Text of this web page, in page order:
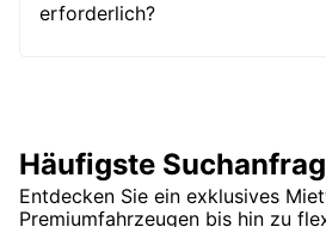
erforderlich?
Häufigste
Entdecken Sie ein exklusives
Premiumfahrzeugen bis hin zu